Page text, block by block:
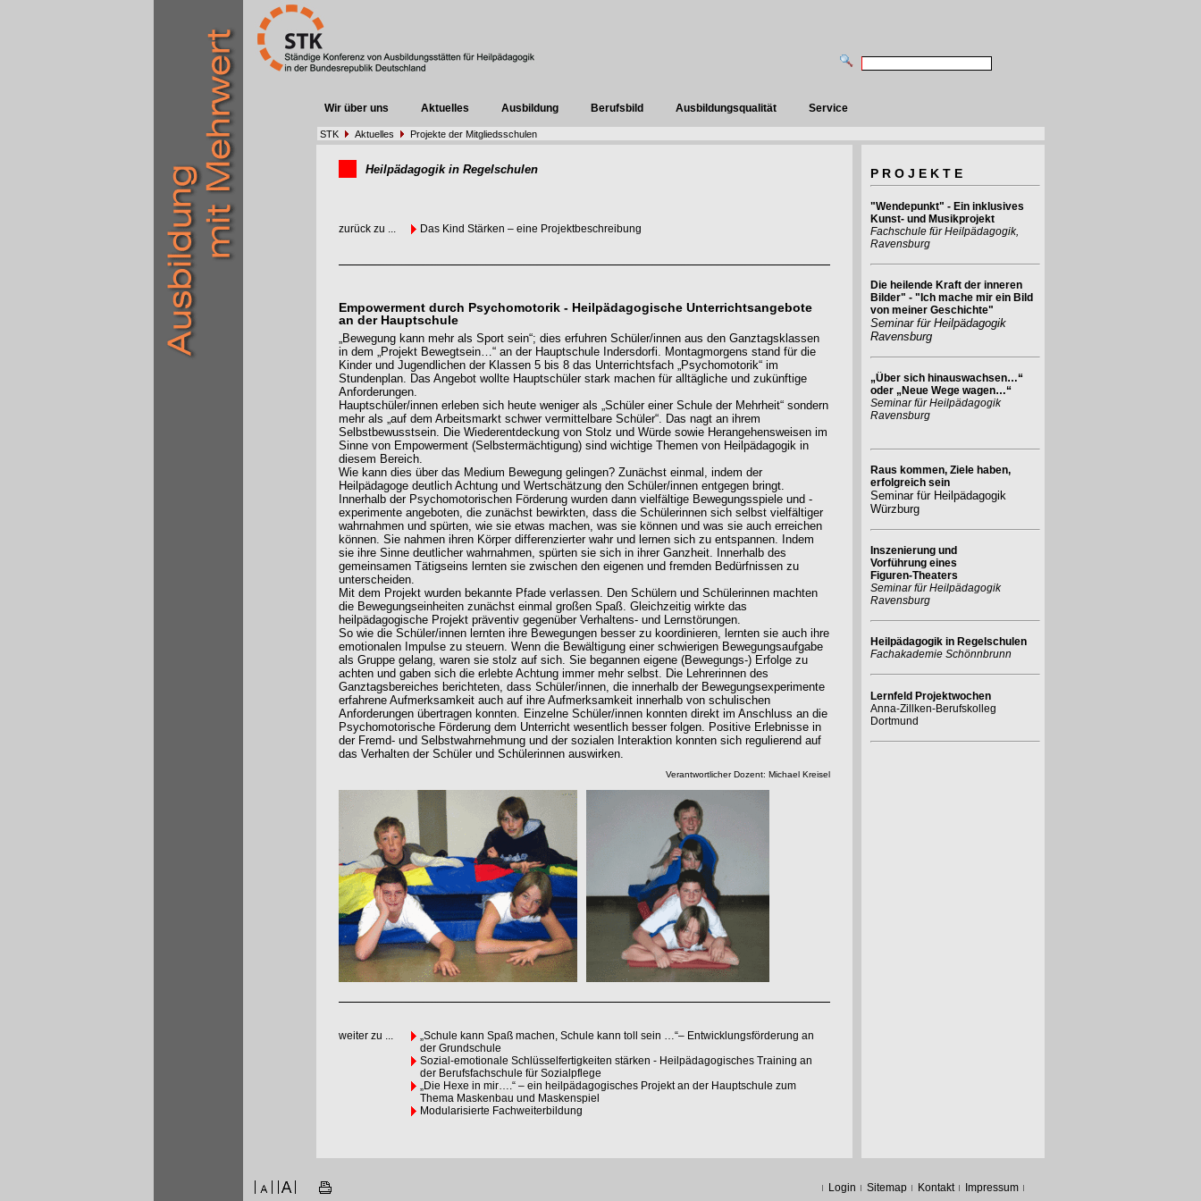
Wir über uns Aktuelles Ausbildung Berufsbild Ausbildungsqualität Service
STK Aktuelles Projekte der Mitgliedsschulen
Heilpädagogik in Regelschulen
zurück zu ... Das Kind Stärken – eine Projektbeschreibung
Empowerment durch Psychomotorik - Heilpädagogische Unterrichtsangebote
an der Hauptschule
„Bewegung kann mehr als Sport sein“; dies erfuhren Schüler/innen aus den Ganztagsklassen
in dem „Projekt Bewegtsein…“ an der Hauptschule Indersdorfi. Montagmorgens stand für die
Kinder und Jugendlichen der Klassen 5 bis 8 das Unterrichtsfach „Psychomotorik“ im
Stundenplan. Das Angebot wollte Hauptschüler stark machen für alltägliche und zukünftige
Anforderungen.
Hauptschüler/innen erleben sich heute weniger als „Schüler einer Schule der Mehrheit“ sondern
mehr als „auf dem Arbeitsmarkt schwer vermittelbare Schüler“. Das nagt an ihrem
Selbstbewusstsein. Die Wiederentdeckung von Stolz und Würde sowie Herangehensweisen im
Sinne von Empowerment (Selbstermächtigung) sind wichtige Themen von Heilpädagogik in
diesem Bereich.
Wie kann dies über das Medium Bewegung gelingen? Zunächst einmal, indem der
Heilpädagoge deutlich Achtung und Wertschätzung den Schüler/innen entgegen bringt.
Innerhalb der Psychomotorischen Förderung wurden dann vielfältige Bewegungsspiele und -
experimente angeboten, die zunächst bewirkten, dass die Schülerinnen sich selbst vielfältiger
wahrnahmen und spürten, wie sie etwas machen, was sie können und was sie auch erreichen
können. Sie nahmen ihren Körper differenzierter wahr und lernen sich zu entspannen. Indem
sie ihre Sinne deutlicher wahrnahmen, spürten sie sich in ihrer Ganzheit. Innerhalb des
gemeinsamen Tätigseins lernten sie zwischen den eigenen und fremden Bedürfnissen zu
unterscheiden.
Mit dem Projekt wurden bekannte Pfade verlassen. Den Schülern und Schülerinnen machten
die Bewegungseinheiten zunächst einmal großen Spaß. Gleichzeitig wirkte das
heilpädagogische Projekt präventiv gegenüber Verhaltens- und Lernstörungen.
So wie die Schüler/innen lernten ihre Bewegungen besser zu koordinieren, lernten sie auch ihre
emotionalen Impulse zu steuern. Wenn die Bewältigung einer schwierigen Bewegungsaufgabe
als Gruppe gelang, waren sie stolz auf sich. Sie begannen eigene (Bewegungs-) Erfolge zu
achten und gaben sich die erlebte Achtung immer mehr selbst. Die Lehrerinnen des
Ganztagsbereiches berichteten, dass Schüler/innen, die innerhalb der Bewegungsexperimente
erfahrene Aufmerksamkeit auch auf ihre Aufmerksamkeit innerhalb von schulischen
Anforderungen übertragen konnten. Einzelne Schüler/innen konnten direkt im Anschluss an die
Psychomotorische Förderung dem Unterricht wesentlich besser folgen. Positive Erlebnisse in
der Fremd- und Selbstwahrnehmung und der sozialen Interaktion konnten sich regulierend auf
das Verhalten der Schüler und Schülerinnen auswirken.
Verantwortlicher Dozent: Michael Kreisel
weiter zu ...
„Schule kann Spaß machen, Schule kann toll sein …“– Entwicklungsförderung an
der Grundschule
Sozial-emotionale Schlüsselfertigkeiten stärken - Heilpädagogisches Training an
der Berufsfachschule für Sozialpflege
„Die Hexe in mir….“ – ein heilpädagogisches Projekt an der Hauptschule zum
Thema Maskenbau und Maskenspiel
Modularisierte Fachweiterbildung
P R O J E K T E
"Wendepunkt" - Ein inklusives
Kunst- und Musikprojekt
Fachschule für Heilpädagogik,
Ravensburg
Die heilende Kraft der inneren
Bilder" - "Ich mache mir ein Bild
von meiner Geschichte"
Seminar für Heilpädagogik
Ravensburg
„Über sich hinauswachsen…“
oder „Neue Wege wagen…“
Seminar für Heilpädagogik
Ravensburg
Raus kommen, Ziele haben,
erfolgreich sein
Seminar für Heilpädagogik
Würzburg
Inszenierung und
Vorführung eines
Figuren-Theaters
Seminar für Heilpädagogik
Ravensburg
Heilpädagogik in Regelschulen
Fachakademie Schönnbrunn
Lernfeld Projektwochen
Anna-Zillken-Berufskolleg
Dortmund
Login Sitemap Kontakt Impressum